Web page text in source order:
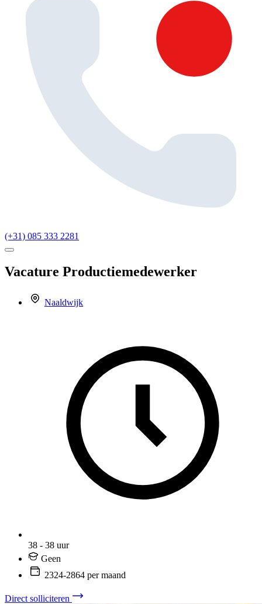
(+31) 085 333 2281
Vacature Productiemedewerker
Naaldwijk
38 - 38 uur
Geen
2324-2864 per maand
Direct solliciteren